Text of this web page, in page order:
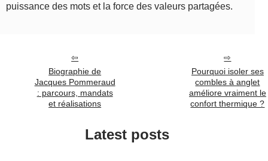
puissance des mots et la force des valeurs partagées.
Biographie de
Jacques Pommeraud
: parcours, mandats
et réalisations
Pourquoi isoler ses
combles à anglet
améliore vraiment le
confort thermique ?
Latest posts